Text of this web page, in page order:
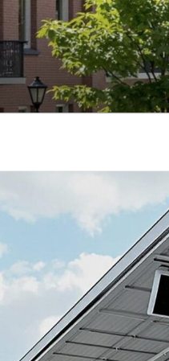
Aller
contenu
principal